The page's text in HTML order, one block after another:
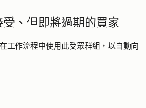
、但即將過期的買家
工作流程中使用此受眾群組，以自動向